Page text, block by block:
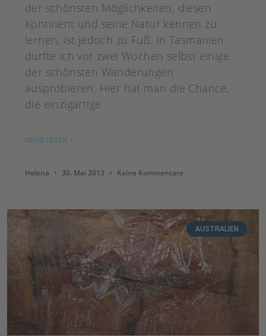
der schönsten Möglichkeiten, diesen
Kontinent und seine Natur kennen zu
lernen, ist jedoch zu Fuß. In Tasmanien
durfte ich vor zwei Wochen selbst einige
der schönsten Wanderungen
ausprobieren. Hier hat man die Chance,
die einzigartige
MEHR LESEN »
Helena 30. Mai 2013 Keine Kommentare
AUSTRALIEN